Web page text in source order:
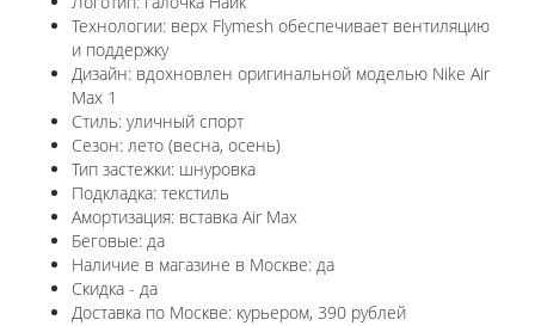
Технологии: верх Flymesh обеспечивает вентиляцию
и поддержку
Дизайн: вдохновлен оригинальной моделью Nike Air
Max 1
Стиль: уличный спорт
Сезон: лето (весна, осень)
Тип застежки: шнуровка
Подкладка: текстиль
Амортизация: вставка Air Max
Беговые: да
Наличие в магазине в Москве: да
Скидка - да
Доставка по Москве: курьером, 390 рублей